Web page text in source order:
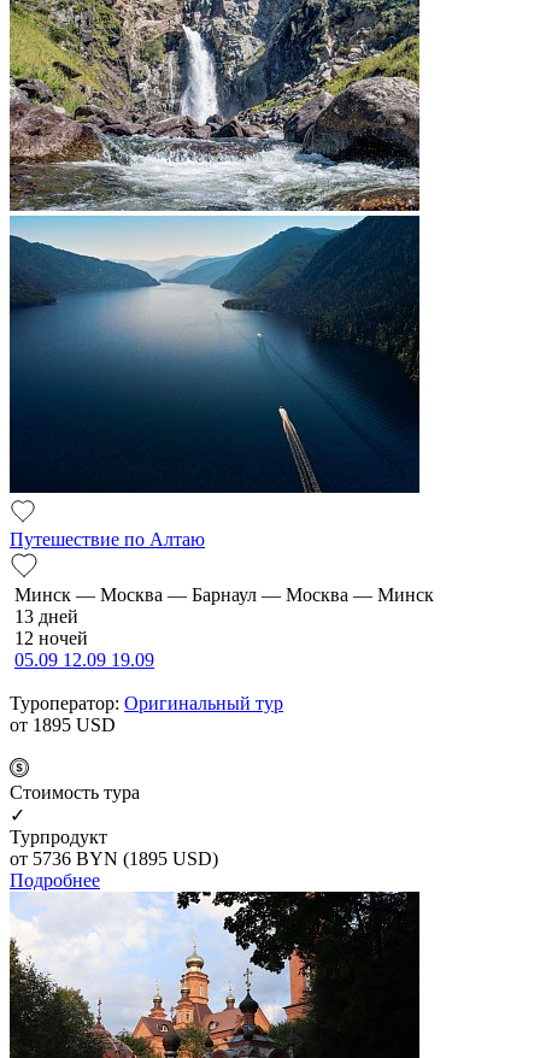
Путешествие по Алтаю
Минск — Москва — Барнаул — Москва — Минск
13 дней
12 ночей
05.09 12.09 19.09
Туроператор: Оригинальный тур
от 1895 USD
Cтоимость тура
✓
Турпродукт
от 5736 BYN (1895 USD)
Подробнее